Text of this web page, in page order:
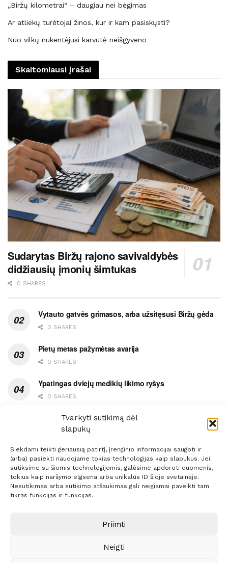
Tvarkyti sutikimą dėl
slapukų
Siekdami teikti geriausią patirtį, įrenginio informacijai saugoti ir
(arba) pasiekti naudojame tokias technologijas kaip slapukus. Jei
sutiksime su šiomis technologijomis, galėsime apdoroti duomenis,
tokius kaip naršymo elgsena arba unikalūs ID šioje svetainėje.
Nesutikimas arba sutikimo atšaukimas gali neigiamai paveikti tam
tikras funkcijas ir funkcijas.
Priimti
Neigti
„Biržų kilometrai“ – daugiau nei bėgimas
Ar atliekų turėtojai žinos, kur ir kam pasiskųsti?
Nuo vilkų nukentėjusi karvutė neišgyveno
Skaitomiausi įrašai
Sudarytas Biržų rajono savivaldybės
didžiausių įmonių šimtukas
0 SHARES
Vytauto gatvės grimasos, arba užsitęsusi Biržų gėda
0 SHARES
Pietų metas pažymėtas avarija
0 SHARES
Ypatingas dviejų medikių likimo ryšys
0 SHARES
Ašaromis baigęsis užėjimas į piceriją
0 SHARES
Prenumerata Reklama
Sprendimas:ITBrolis